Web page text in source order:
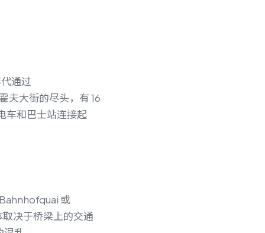
通过
夫大街的尽头，有 16
车和巴士站连接起
或
决于桥梁上的交通